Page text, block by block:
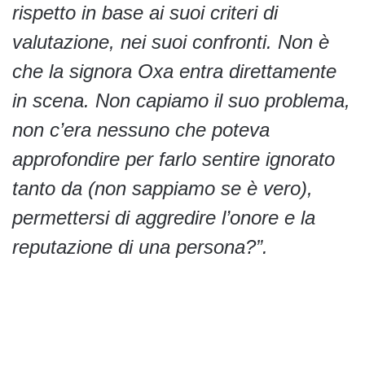
rispetto in base ai suoi criteri di
valutazione, nei suoi confronti. Non è
che la signora Oxa entra direttamente
in scena. Non capiamo il suo problema,
non c’era nessuno che poteva
approfondire per farlo sentire ignorato
tanto da (non sappiamo se è vero),
permettersi di aggredire l’onore e la
reputazione di una persona?”.